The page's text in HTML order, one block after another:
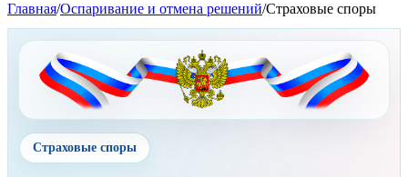
Главная/Оспаривание и отмена решений/Страховые споры
Страховые споры